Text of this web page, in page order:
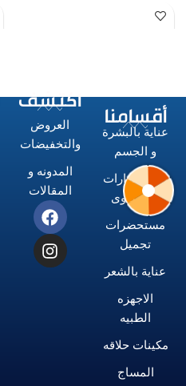
أقسامنا
عناية بالبشرة
و الجسم
الاستشوارات
و المكاوى
مستحضرات
تجميل
عناية بالشعر
الاجهزه
الطبيه
مكينات حلاقه
المساج
اكتشف
العروض
والتخفيضات
المدونه و
المقالات